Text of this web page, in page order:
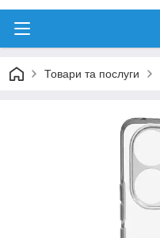
Товари та послуги